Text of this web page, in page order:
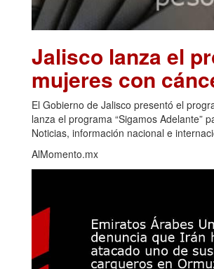
Jalisco lanza el
mujeres con
El Gobierno de Jalisco presentó el
lanza el programa “Sigamos Adelante”
Noticias, información nacional e
AlMomento.mx